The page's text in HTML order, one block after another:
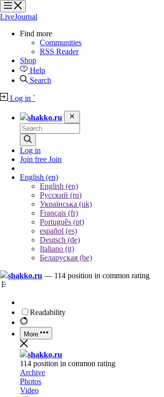
?
?
?
?
LiveJournal
Find more
Communities
RSS Reader
Shop
Help
Search
Log in `
shakko.ru
Log in
Join free Join
English (en)
English (en)
Русский (ru)
Українська (uk)
Français (fr)
Português (pt)
español (es)
Deutsch (de)
Italiano (it)
Беларуская (be)
shakko.ru — 114 position in common rating
Readability
More
shakko.ru
114 position in common rating
Archive
Photos
Video